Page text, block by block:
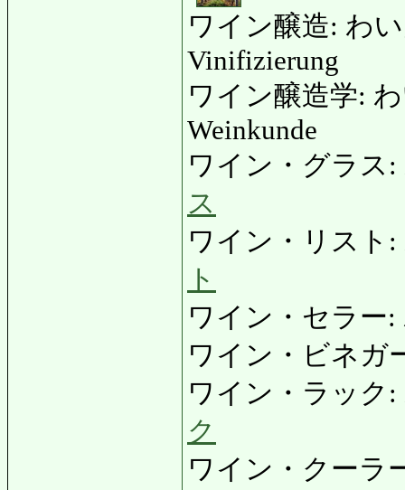
ワイン醸造: わ
Vinifizierung
ワイン醸造学:
Weinkunde
ワイン・グラス
ス
ワイン・リスト
ト
ワイン・セラー:
ワイン・ビネガ
ワイン・ラック
ク
ワイン・クーラ